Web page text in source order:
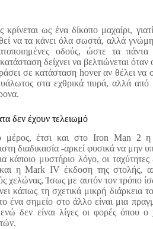
κρίνεται ως ένα δίκοπο μαχαίρι,
να τα κάνει όλα σωστά, αλλά
οδούς, ώστε τα
δείχνει να βελτιώνεται
σε κατάσταση hover αν θέλει να
στα εχθρικά πυρά, αλλά από
δεν έχουν τελειωμό
έτσι και στο Iron Man 2 η
διαδικασία -αρκεί φυσικά να μην
κάποιο μυστήριο λόγο, οι ταχύτητες
η Mark IV έκδοση της στολής,
χελώνας, Ίσως με αυτόν τον τρόπο
κάπως τη σχετικά μικρή διάρκεια
ένα σημείο στο άλλο είναι μια
δεν είναι λίγες οι φορές όπου